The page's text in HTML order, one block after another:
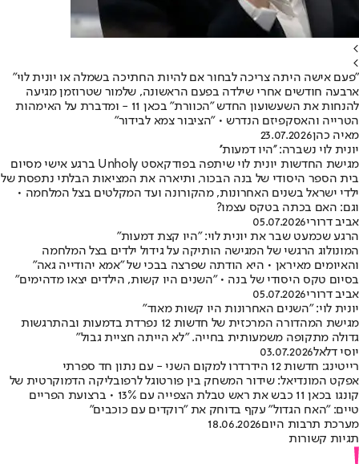
>
>
"פעם אישה היתה צריכה לבחור אם להיות החתיכה בשמלה או יונית לוי"
ארבעה חודשים אחרי שילדה בפעם הראשונה, שלמור שטרוזמן מגיעה
להנחות את השעשועון החדש "הכוורת" בכאן 11 - ומדברת על האימהות
הטרייה והאסקפיזם הנדרש • "הציבור צמא לבידור"
מאיה כהן23.07.2026
יונית לוי נשברה: ''היו דמעות''
מגישת החדשות יונית לוי שיתפה בפודקאסט Unholy ברגע אישי מסיום
בית הספר היסודי של בנה הבכור, ותיארה את המציאות הבלתי נתפסת של
ילדי ישראל בשנים האחרונות, מהקורונה ועד המקלטים בצל המלחמה •
וגם: האם בכתה בטקס עצמו?
אביב דרורי05.07.2026
הרגע שכמעט שבר את יונית לוי: "היו קצת דמעות"
המונולוג הרגשי של המגישה הותיקה על גידול ילדים בצל המלחמה
והאיומים מאיראן • היא הודתה שפרצה בבכי של "אמא יהודייה גאה"
בסיום טקס היסודי של בנה • "השנים היו קשות, הילדים יצאו מדהימים"
אביב דרורי05.07.2026
יונית לוי: "השנים האחרונות היו קשות מאוד"
מגישת המהדורה המרכזית של חדשות 12 נפרדת בדמעות ובהתרגשות
גדולה מתקופה משמעותית בחייה. "לא הייתה חציית גבול"
יוסי דלאל03.07.2026
רייטינג: חדשות 12 הידרדרו למקום השני - עם נתון חד ספרתי
אפקט המונדיאל: שידור המשחק בין פורטוגל לרפובליקה הדמוקרטית של
קונגו בכאן 11 כבש את ראש טבלת הצפייה עם 13% • ברצועת הפריים
טיים: "האח הגדול" עקף בדוחק את "רוקדים עם כוכבים"
מערכת תרבות היום18.06.2026
תגיות קשורות